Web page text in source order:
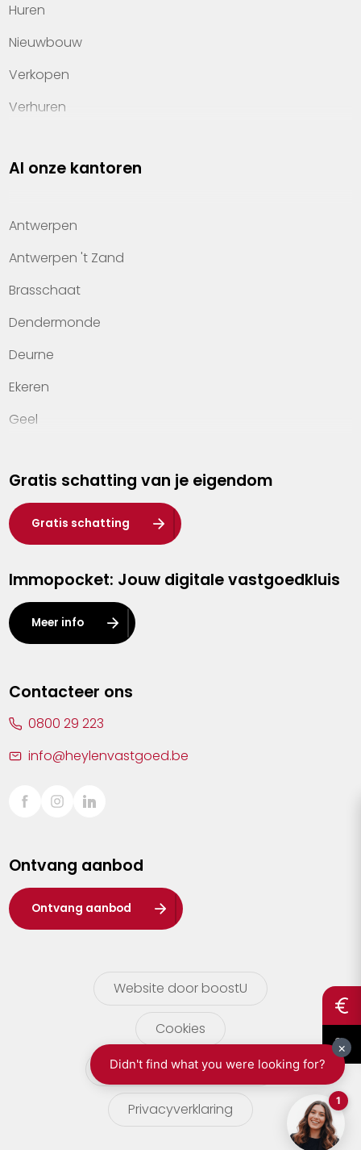
Huren
Nieuwbouw
Verkopen
Verhuren
Property management
Kennis van wonen
Kantoren
Veelgestelde vragen
Werken bij Heylen Vastgoed
Contact
Al onze kantoren
Antwerpen
Antwerpen 't Zand
Brasschaat
Dendermonde
Deurne
Ekeren
Geel
Hasselt
Heist-op-den-Berg
Herentals
Kalmthout
Leuven
Lier
Sint-Truiden
Waasland
Wuustwezel
Zoersel
Gratis schatting van je eigendom
Gratis schatting
Immopocket: Jouw digitale vastgoedkluis
Meer info
Contacteer ons
0800 29 223
info@heylenvastgoed.be
Ontvang aanbod
Ontvang aanbod
Website door boostU
Cookies
gebruikersvoorwaarden
Privacyverklaring